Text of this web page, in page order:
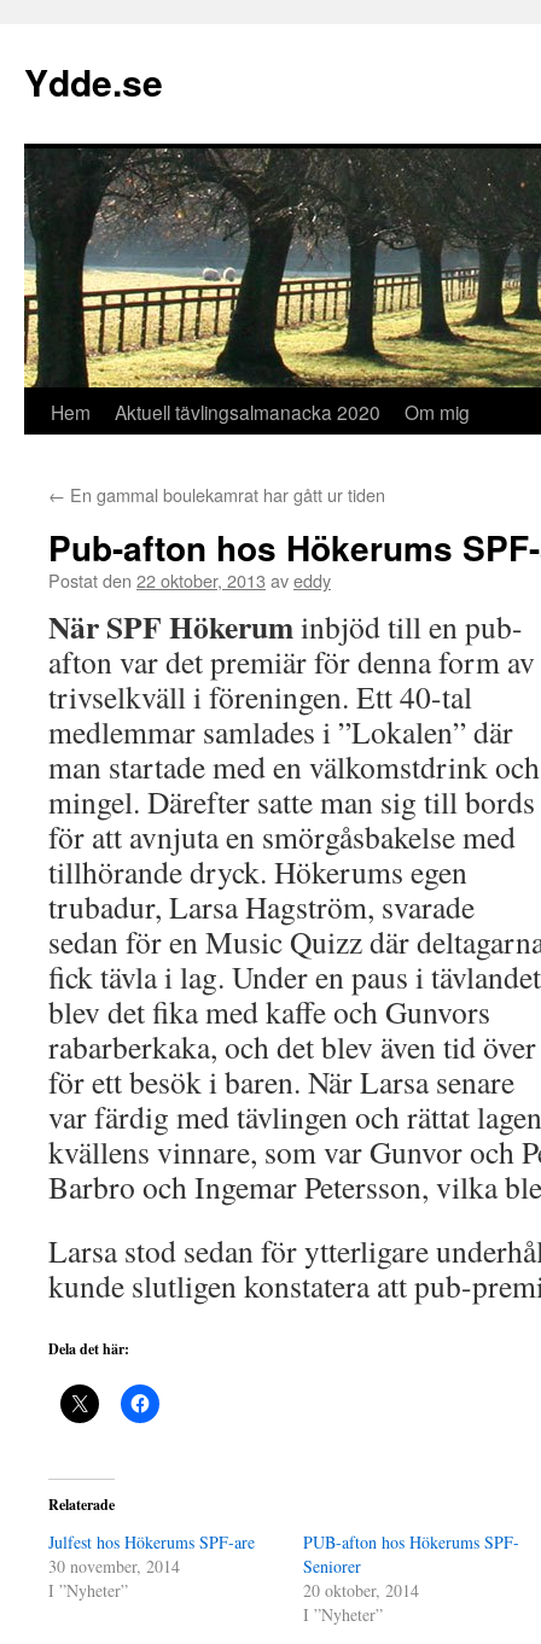
innehåll
Ydde.se
Hem Aktuell tävlingsalmanacka 2020 Om mig
← En gammal boulekamrat har gått ur tiden
Pub-afton hos Hökerums
Postat den 22 oktober, 2013 aveddy
När SPF Hökeruminbjöd till en pub-
afton var det premiär för denna form av
trivselkväll i föreningen. Ett 40-tal
medlemmar samlades i ”Lokalen” där
man startade med en välkomstdrink och
mingel. Därefter satte man sig till bords
för att avnjuta en smörgåsbakelse med
tillhörande dryck. Hökerums egen
trubadur, Larsa Hagström, svarade
sedan för en Music Quizz där
fick tävla i lag. Under en paus i tävlandet
blev det fika med kaffe och Gunvors
rabarberkaka, och det blev även tid över
för ett besök i baren. När Larsa senare
var färdig med tävlingen och rättat
kvällens vinnare, som var Gunvor och
Barbro och Ingemar Petersson, vilka
Larsa stod sedan för ytterligare
kunde slutligen konstatera att pub-
Dela det här:
Relaterade
Julfest hos Hökerums SPF-are
30 november, 2014
I ”Nyheter”
PUB-afton hos Hökerums SPF-
Seniorer
20 oktober, 2014
I ”Nyheter”